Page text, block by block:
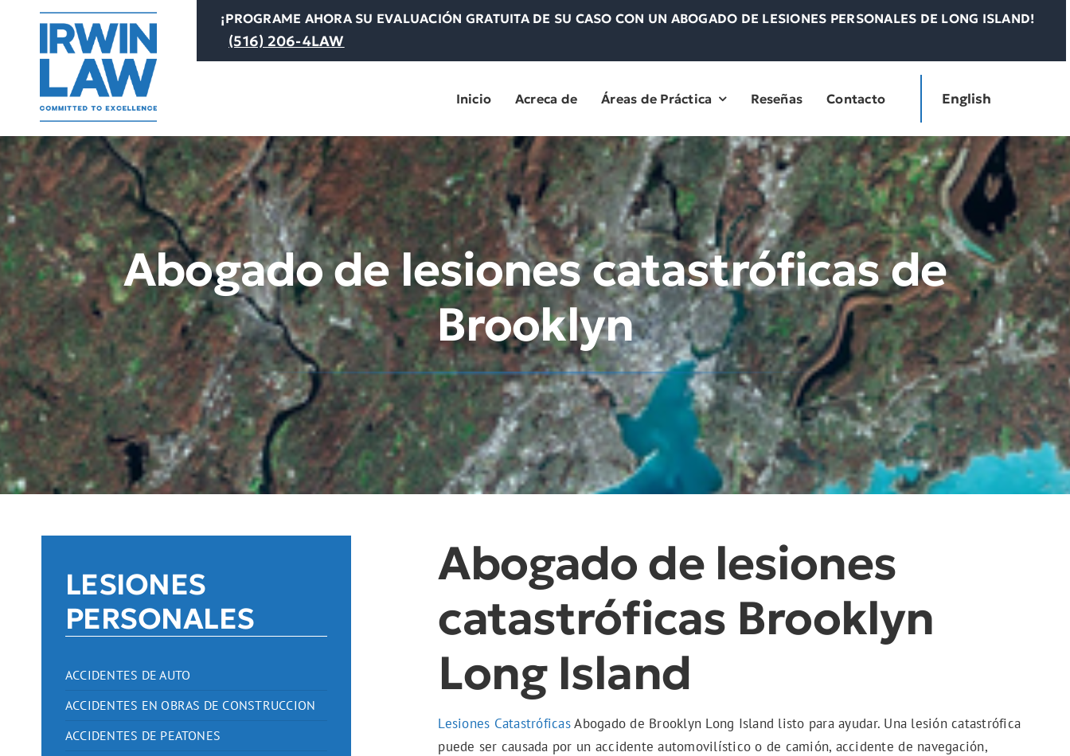
content
¡PROGRAME AHORA SU EVALUACIÓN GRATUITA DE SU CASO CON UN ABOGADO DE LESIONES PERSONALES DE LONG ISLAND!
(516) 206-4LAW
Inicio Acreca de Áreas de Práctica Reseñas Contacto English
Abogado de lesiones catastróficas de
Brooklyn
LESIONES
PERSONALES
ACCIDENTES DE AUTO
ACCIDENTES EN OBRAS DE CONSTRUCCION
ACCIDENTES DE PEATONES
Abogado de lesiones
catastróficas Brooklyn
Long Island
Lesiones CatastróficasAbogado de Brooklyn Long Island listo para ayudar. Una lesión catastrófica
puede ser causada por un accidente automovilístico o de camión, accidente de navegación,